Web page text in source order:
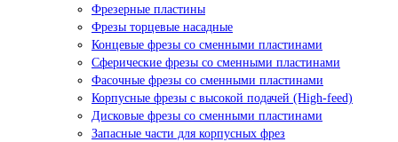
Фрезерные пластины
Фрезы торцевые насадные
Концевые фрезы со сменными пластинами
Сферические фрезы со сменными пластинами
Фасочные фрезы со сменными пластинами
Корпусные фрезы с высокой подачей (High-feed)
Дисковые фрезы со сменными пластинами
Запасные части для корпусных фрез